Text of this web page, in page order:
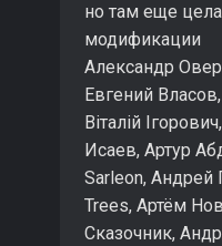
но там еще
модификации
Александр
Евгений
Віталій
Исаев, Артур
Sarleon, Андрей
Trees, Артём
Сказочник,